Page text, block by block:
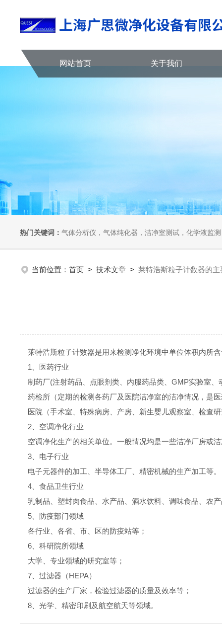
网站首页 关于我们
热门关键词： 气体分析仪，气体纯化器，洁净室测试，化学液监
当前位置： 首页 > 技术文章 > 莱特浩斯粒子计数器的
莱特浩斯粒子计数器是用来检测净化环境中单位体积内所
1、医药行业
制药厂(注射药品、点眼剂类、内服药品类、GMP实验室、
药检所（定期的检测各药厂及医院洁净室的洁净情况，是
医院（手术室、特殊病房、产房、新生婴儿观察室、检查
2、空调净化行业
空调净化生产的相关单位。一般情况均是一些洁净厂房或
3、电子行业
电子元器件的加工、半导体工厂、精密机械的生产加工等。
4、食品卫生行业
乳制品、塑封肉食品、水产品、酒水饮料、调味食品、农
5、防疫部门领域
各行业、各省、市、区的防疫站等；
6、科研院所领域
大学、专业领域的研究室等；
7、过滤器（HEPA）
过滤器的生产厂家，检验过滤器的质量及效率等；
8、光学、精密印刷及航空航天等领域。